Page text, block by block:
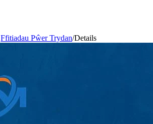
Ffitiadau Pŵer Trydan/Details